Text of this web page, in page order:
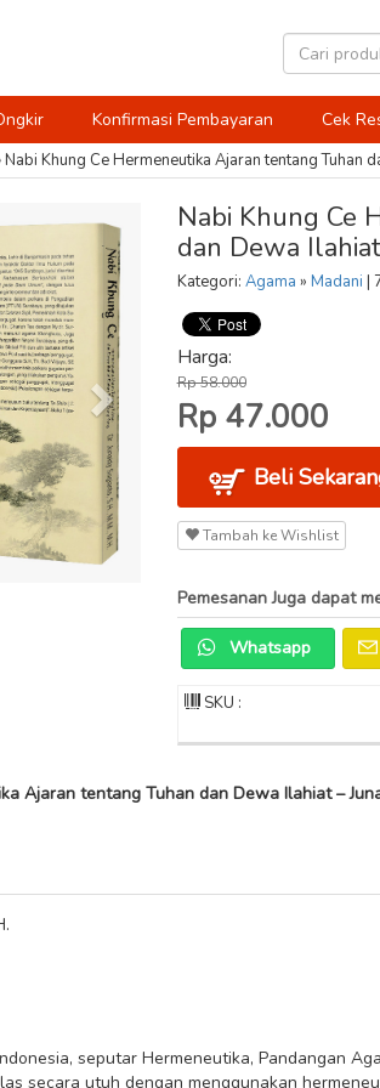
Konfirmasi Pembayaran Cek
Nabi Khung Ce Hermeneutika Ajaran tentang Tuhan
Nabi Khung Ce
dan Dewa
Kategori: Agama » Madani |
Harga:
Rp 58.000
Rp 47.000
Beli
Tambah ke Wishlist
Pemesanan Juga dapat
Whatsapp
SKU :
Ajaran tentang Tuhan dan Dewa Ilahiat –
seputar Hermeneutika, Pandangan
secara utuh dengan menggunakan